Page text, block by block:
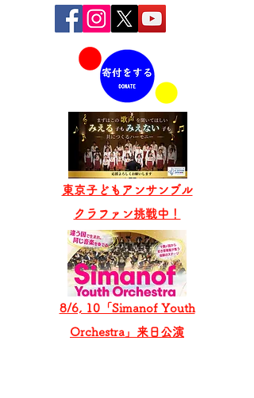
8/6, 10「Simanof Youth
Orchestra」来日公演
東京子どもアンサンブル
​クラファン挑戦中！